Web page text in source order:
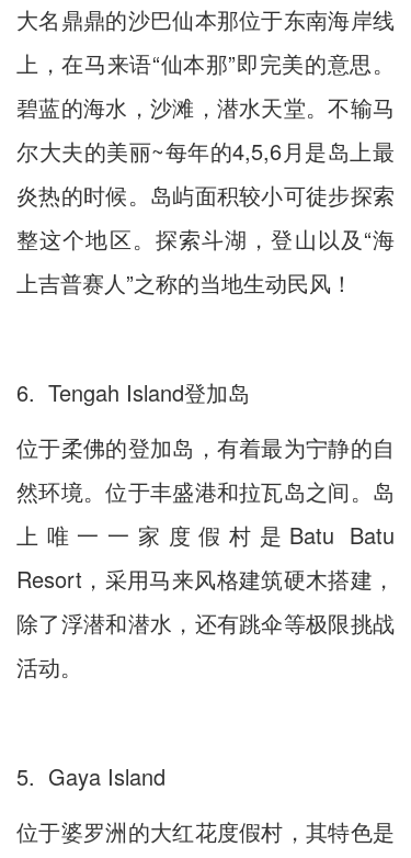
大名鼎鼎的沙巴仙本那位于东南海岸线
上，在马来语“仙本那”即完美的意思。
碧蓝的海水，沙滩，潜水天堂。不输马
尔大夫的美丽~每年的4,5,6月是岛上最
炎热的时候。岛屿面积较小可徒步探索
整这个地区。探索斗湖，登山以及“海
上吉普赛人”之称的当地生动民风！
6. Tengah Island登加岛
位于柔佛的登加岛，有着最为宁静的自
然环境。位于丰盛港和拉瓦岛之间。岛
上唯一一家度假村是Batu Batu
Resort，采用马来风格建筑硬木搭建，
除了浮潜和潜水，还有跳伞等极限挑战
活动。
5. Gaya Island
位于婆罗洲的大红花度假村，其特色是